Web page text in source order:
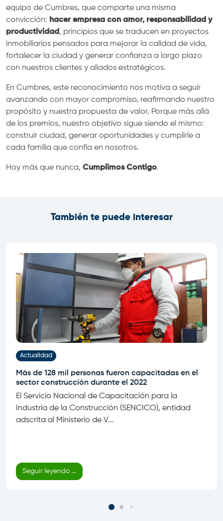
equipo de Cumbres, que comparte una misma
convicción: hacer empresa con amor, responsabilidad y
productividad , principios que se traducen en proyectos
inmobiliarios pensados para mejorar la calidad de vida,
fortalecer la ciudad y generar confianza a largo plazo
con nuestros clientes y aliados estratégicos.
En Cumbres, este reconocimiento nos motiva a seguir
avanzando con mayor compromiso, reafirmando nuestro
propósito y nuestra propuesta de valor. Porque más allá
de los premios, nuestro objetivo sigue siendo el mismo:
construir ciudad, generar oportunidades y cumplirle a
cada familia que confía en nosotros.
Hoy más que nunca, Cumplimos Contigo.
También te puede interesar
Actualidad
Más de 128 mil personas fueron capacitadas en el
sector construcción durante el 2022
El Servicio Nacional de Capacitación para la
Industria de la Construcción (SENCICO), entidad
adscrita al Ministerio de V...
Seguir leyendo ...